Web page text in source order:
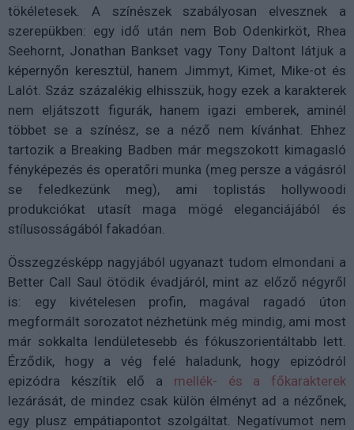
tökéletesek. A színészek szabályosan elvesznek a
szerepükben: egy idő után nem Bob Odenkirköt, Rhea
Seehornt, Jonathan Bankset vagy Tony Daltont látjuk a
képernyőn keresztül, hanem Jimmyt, Kimet, Mike-ot és
Lalót. Száz százalékig elhisszük, hogy ezek a karakterek
nem eljátszott figurák, hanem igazi emberek, aminél
többet se a színész, se a néző nem kívánhat. Ehhez
tartozik a Breaking Badben már megszokott kimagasló
fényképezés és operatőri munka (meg persze a vágásról
se feledkezünk meg), ami toplistás hollywoodi
produkciókat utasít maga mögé eleganciájából és
stílusosságából fakadóan.
Összegzésképp nagyjából ugyanazt tudom elmondani a
Better Call Saul ötödik évadjáról, mint az előző négyről
is: egy kivételesen profin, magával ragadó úton
megformált sorozatot nézhetünk még mindig, ami most
már sokkalta lendületesebb és fókuszorientáltabb lett.
Érződik, hogy a vég felé haladunk, hogy epizódról
epizódra készítik elő a mellék- és a főkarakterek
lezárását, de mindez csak külön élményt ad a nézőnek,
egy plusz empátiapontot szolgáltat. Negatívumot nem